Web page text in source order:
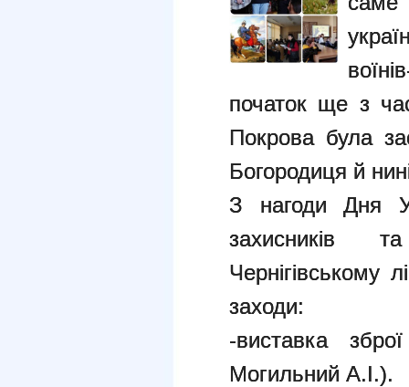
початок ще з
Покрова була
Богородиця й
З нагоди Дня
захисників
Чернігівському
заходи:
-виставка
Могильний А.І.).